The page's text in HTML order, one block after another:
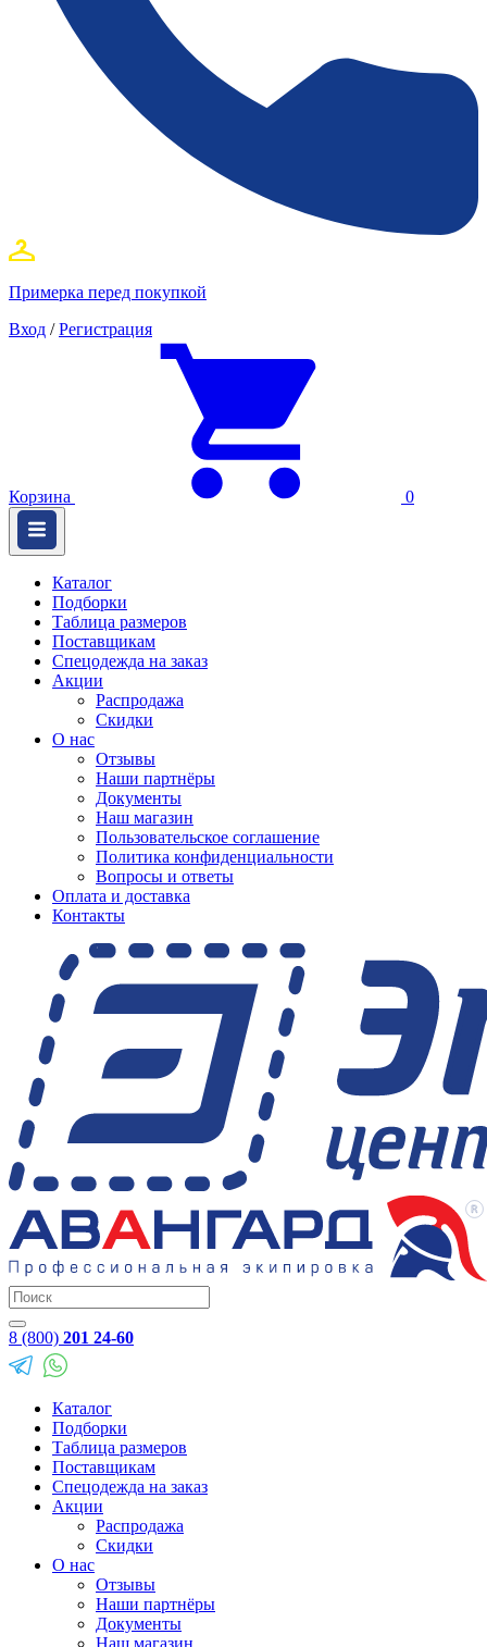
Примерка перед покупкой
Вход / Регистрация
Корзина 0
Каталог
Подборки
Таблица размеров
Поставщикам
Спецодежда на заказ
Акции
Распродажа
Скидки
О нас
Отзывы
Наши партнёры
Документы
Наш магазин
Пользовательское соглашение
Политика конфиденциальности
Вопросы и ответы
Оплата и доставка
Контакты
8 (800) 201 24-60
Каталог
Подборки
Таблица размеров
Поставщикам
Спецодежда на заказ
Акции
Распродажа
Скидки
О нас
Отзывы
Наши партнёры
Документы
Наш магазин